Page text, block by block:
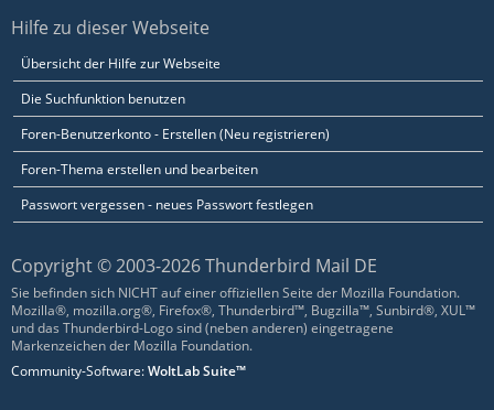
Hilfe zu dieser Webseite
Übersicht der Hilfe zur Webseite
Die Suchfunktion benutzen
Foren-Benutzerkonto - Erstellen (Neu registrieren)
Foren-Thema erstellen und bearbeiten
Passwort vergessen - neues Passwort festlegen
Copyright © 2003-2026 Thunderbird Mail DE
Sie befinden sich NICHT auf einer offiziellen Seite der Mozilla Foundation.
Mozilla®, mozilla.org®, Firefox®, Thunderbird™, Bugzilla™, Sunbird®, XUL™
und das Thunderbird-Logo sind (neben anderen) eingetragene
Markenzeichen der Mozilla Foundation.
Community-Software:WoltLab Suite™